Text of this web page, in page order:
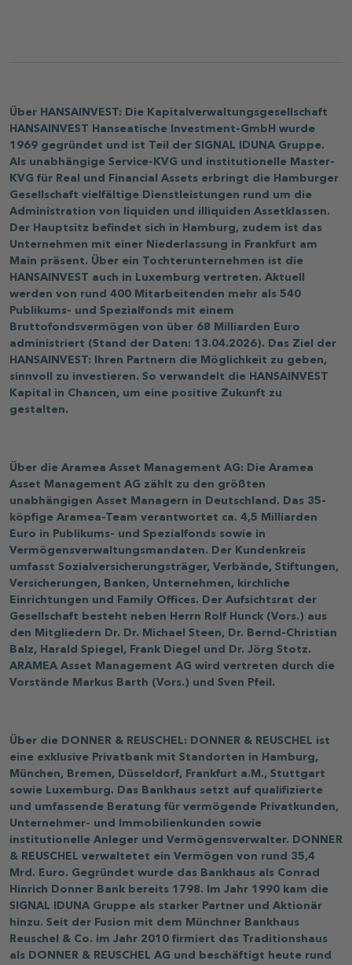
Über HANSAINVEST: Die Kapitalverwaltungsgesellschaft
HANSAINVEST Hanseatische Investment-GmbH wurde
1969 gegründet und ist Teil der SIGNAL IDUNA Gruppe.
Als unabhängige Service-KVG und institutionelle Master-
KVG für Real und Financial Assets erbringt die Hamburger
Gesellschaft vielfältige Dienstleistungen rund um die
Administration von liquiden und illiquiden Assetklassen.
Der Hauptsitz befindet sich in Hamburg, zudem ist das
Unternehmen mit einer Niederlassung in Frankfurt am
Main präsent. Über ein Tochterunternehmen ist die
HANSAINVEST auch in Luxemburg vertreten. Aktuell
werden von rund 400 Mitarbeitenden mehr als 540
Publikums- und Spezialfonds mit einem
Bruttofondsvermögen von über 68 Milliarden Euro
administriert (Stand der Daten: 13.04.2026). Das Ziel der
HANSAINVEST: Ihren Partnern die Möglichkeit zu geben,
sinnvoll zu investieren. So verwandelt die HANSAINVEST
Kapital in Chancen, um eine positive Zukunft zu
gestalten.
Über die Aramea Asset Management AG: Die Aramea
Asset Management AG zählt zu den größten
unabhängigen Asset Managern in Deutschland. Das 35-
köpfige Aramea-Team verantwortet ca. 4,5 Milliarden
Euro in Publikums- und Spezialfonds sowie in
Vermögensverwaltungsmandaten. Der Kundenkreis
umfasst Sozialversicherungsträger, Verbände, Stiftungen,
Versicherungen, Banken, Unternehmen, kirchliche
Einrichtungen und Family Offices. Der Aufsichtsrat der
Gesellschaft besteht neben Herrn Rolf Hunck (Vors.) aus
den Mitgliedern Dr. Dr. Michael Steen, Dr. Bernd-Christian
Balz, Harald Spiegel, Frank Diegel und Dr. Jörg Stotz.
ARAMEA Asset Management AG wird vertreten durch die
Vorstände Markus Barth (Vors.) und Sven Pfeil.
Über die DONNER & REUSCHEL: DONNER & REUSCHEL ist
eine exklusive Privatbank mit Standorten in Hamburg,
München, Bremen, Düsseldorf, Frankfurt a.M., Stuttgart
sowie Luxemburg. Das Bankhaus setzt auf qualifizierte
und umfassende Beratung für vermögende Privatkunden,
Unternehmer- und Immobilienkunden sowie
institutionelle Anleger und Vermögensverwalter. DONNER
& REUSCHEL verwaltetet ein Vermögen von rund 35,4
Mrd. Euro. Gegründet wurde das Bankhaus als Conrad
Hinrich Donner Bank bereits 1798. Im Jahr 1990 kam die
SIGNAL IDUNA Gruppe als starker Partner und Aktionär
hinzu. Seit der Fusion mit dem Münchner Bankhaus
Reuschel & Co. im Jahr 2010 firmiert das Traditionshaus
als DONNER & REUSCHEL AG und beschäftigt heute rund